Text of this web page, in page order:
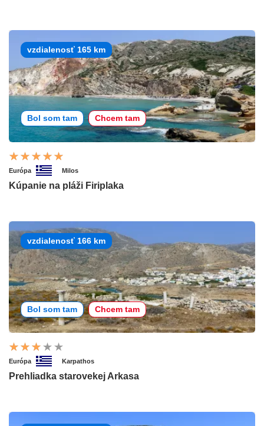
vzdialenosť 165 km
Bol som tam Chcem tam
Európa Milos
Kúpanie na pláži Firiplaka
vzdialenosť 166 km
Bol som tam Chcem tam
Európa Karpathos
Prehliadka starovekej Arkasa